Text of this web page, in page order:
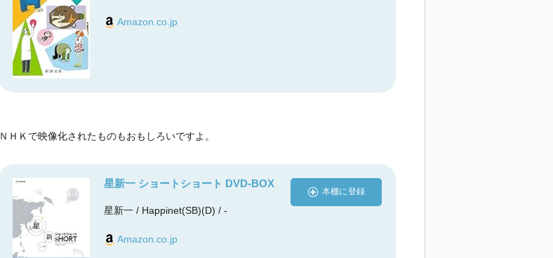
Amazon.co.jp
ＮＨＫで映像化されたものもおもしろいですよ。
星新一 ショートショート DVD-BOX
星新一 / Happinet(SB)(D) / -
Amazon.co.jp
本棚に登録